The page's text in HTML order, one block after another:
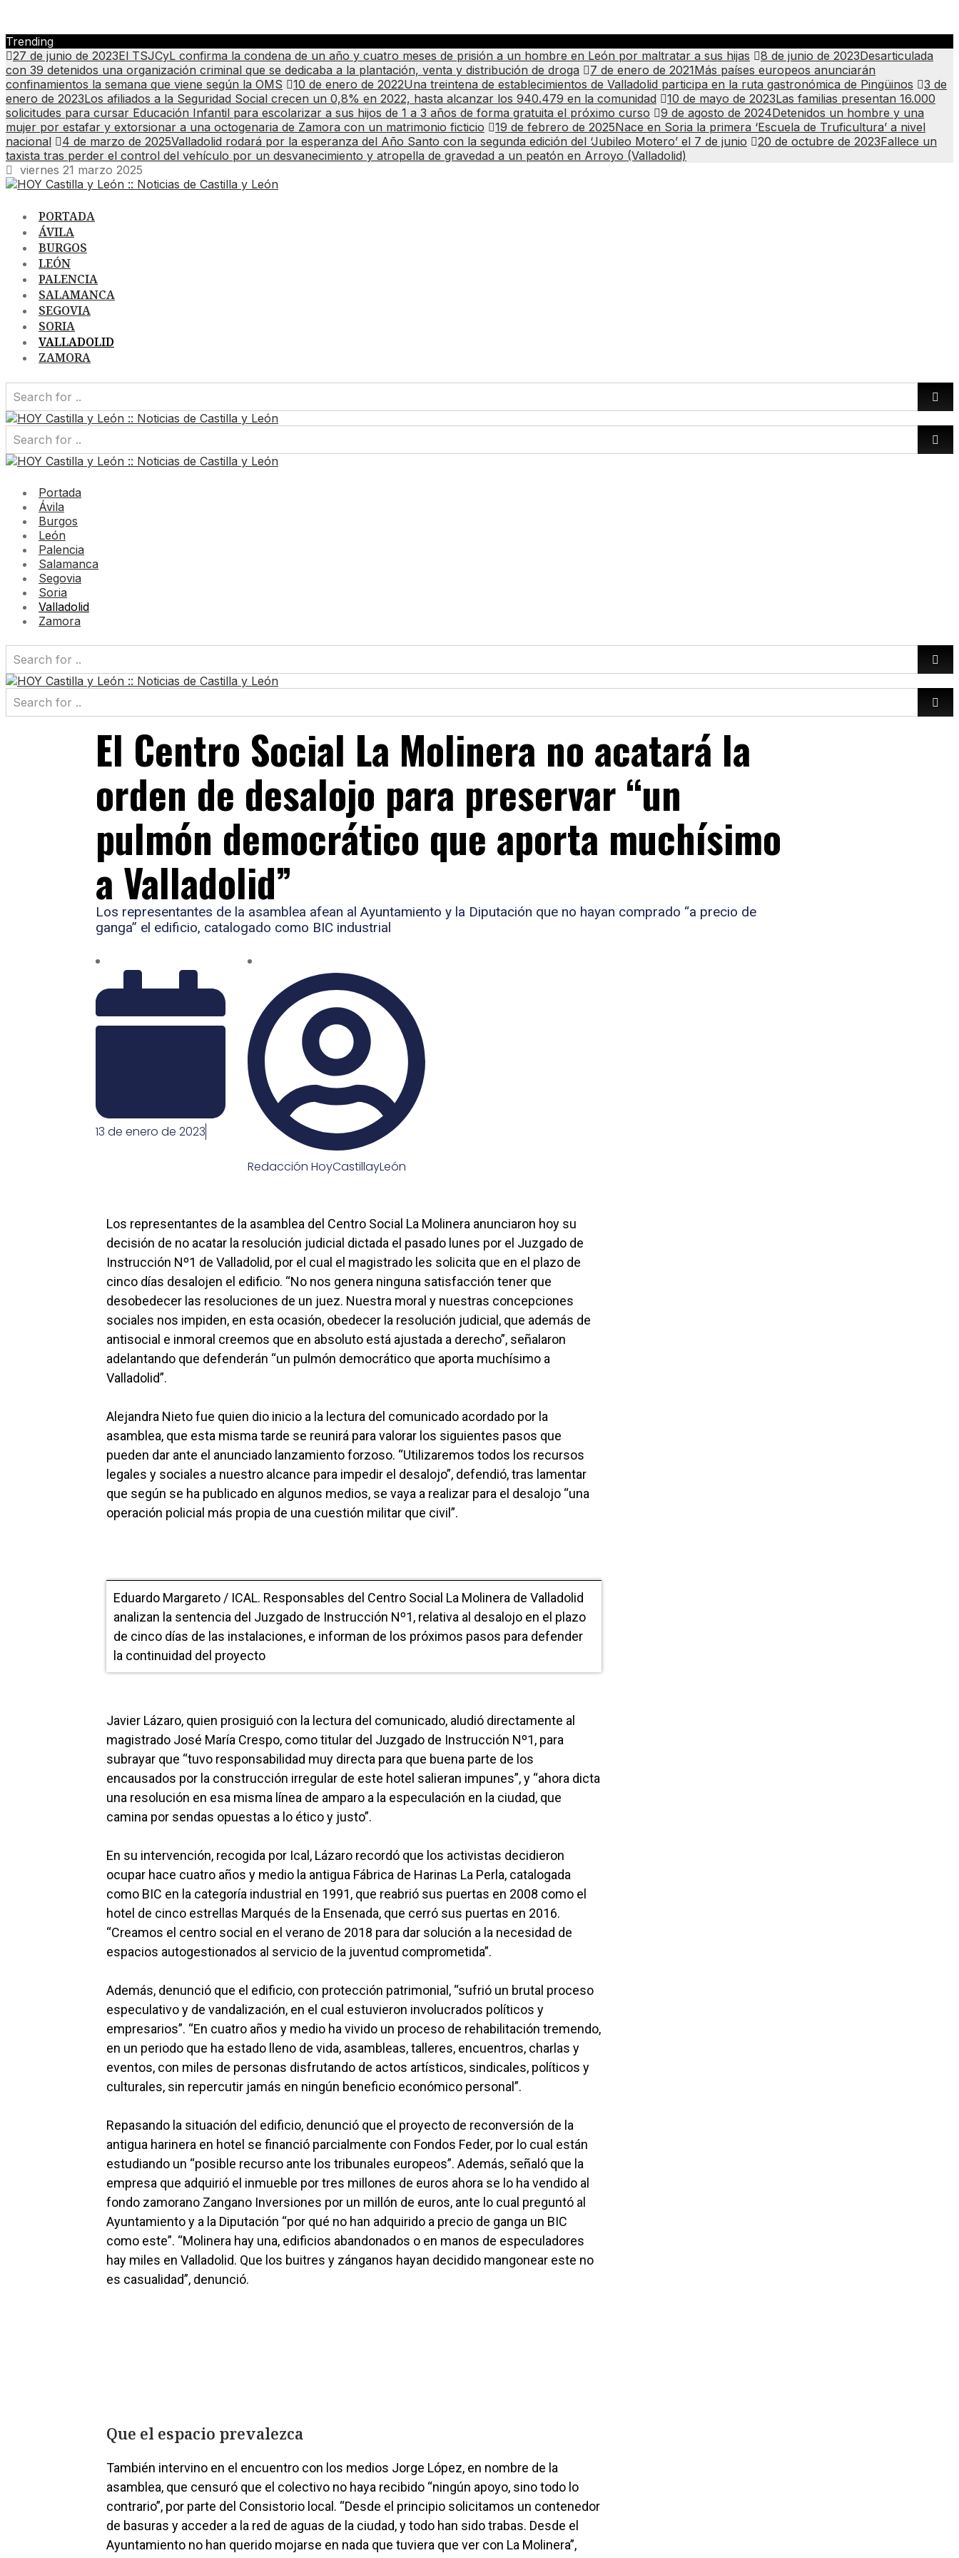
Trending
27 de junio de 2023El TSJCyL confirma la condena de un año y cuatro meses de prisión a un hombre en León por maltratar a sus hijas 8 de junio de 2023Desarticulada
con 39 detenidos una organización criminal que se dedicaba a la plantación, venta y distribución de droga
7 de enero de 2021Más países europeos anunciarán
confinamientos la semana que viene según la OMS
10 de enero de 2022Una treintena de establecimientos de Valladolid participa en la ruta gastronómica de Pingüinos
3 de
enero de 2023Los afiliados a la Seguridad Social crecen un 0,8% en 2022, hasta alcanzar los 940.479 en la comunidad 10 de mayo de 2023Las familias presentan 16.000
solicitudes para cursar Educación Infantil para escolarizar a sus hijos de 1 a 3 años de forma gratuita el próximo curso
9 de agosto de 2024Detenidos un hombre y una
mujer por estafar y extorsionar a una octogenaria de Zamora con un matrimonio ficticio
19 de febrero de 2025Nace en Soria la primera ‘Escuela de Truficultura’ a nivel
nacional
4 de marzo de 2025Valladolid rodará por la esperanza del Año Santo con la segunda edición del ‘Jubileo Motero’ el 7 de junio 20 de octubre de 2023Fallece un
taxista tras perder el control del vehículo por un desvanecimiento y atropella de gravedad a un peatón en Arroyo (Valladolid)
viernes 21 marzo 2025
PORTADA
ÁVILA
BURGOS
LEÓN
PALENCIA
SALAMANCA
SEGOVIA
SORIA
VALLADOLID
ZAMORA
Portada
Ávila
Burgos
León
Palencia
Salamanca
Segovia
Soria
Valladolid
Zamora
El Centro Social La Molinera no acatará la
orden de desalojo para preservar “un
pulmón democrático que aporta muchísimo
a Valladolid”
Los representantes de la asamblea afean al Ayuntamiento y la Diputación que no hayan comprado “a precio de
ganga” el edificio, catalogado como BIC industrial
13 de enero de 2023
Redacción HoyCastillayLeón
Los representantes de la asamblea del Centro Social La Molinera anunciaron hoy su
decisión de no acatar la resolución judicial dictada el pasado lunes por el Juzgado de
Instrucción Nº1 de Valladolid, por el cual el magistrado les solicita que en el plazo de
cinco días desalojen el edificio. “No nos genera ninguna satisfacción tener que
desobedecer las resoluciones de un juez. Nuestra moral y nuestras concepciones
sociales nos impiden, en esta ocasión, obedecer la resolución judicial, que además de
antisocial e inmoral creemos que en absoluto está ajustada a derecho”, señalaron
adelantando que defenderán “un pulmón democrático que aporta muchísimo a
Valladolid”.
Alejandra Nieto fue quien dio inicio a la lectura del comunicado acordado por la
asamblea, que esta misma tarde se reunirá para valorar los siguientes pasos que
pueden dar ante el anunciado lanzamiento forzoso. “Utilizaremos todos los recursos
legales y sociales a nuestro alcance para impedir el desalojo”, defendió, tras lamentar
que según se ha publicado en algunos medios, se vaya a realizar para el desalojo “una
operación policial más propia de una cuestión militar que civil”.
Eduardo Margareto / ICAL. Responsables del Centro Social La Molinera de Valladolid
analizan la sentencia del Juzgado de Instrucción Nº1, relativa al desalojo en el plazo
de cinco días de las instalaciones, e informan de los próximos pasos para defender
la continuidad del proyecto
Javier Lázaro, quien prosiguió con la lectura del comunicado, aludió directamente al
magistrado José María Crespo, como titular del Juzgado de Instrucción Nº1, para
subrayar que “tuvo responsabilidad muy directa para que buena parte de los
encausados por la construcción irregular de este hotel salieran impunes”, y “ahora dicta
una resolución en esa misma línea de amparo a la especulación en la ciudad, que
camina por sendas opuestas a lo ético y justo”.
En su intervención, recogida por Ical, Lázaro recordó que los activistas decidieron
ocupar hace cuatro años y medio la antigua Fábrica de Harinas La Perla, catalogada
como BIC en la categoría industrial en 1991, que reabrió sus puertas en 2008 como el
hotel de cinco estrellas Marqués de la Ensenada, que cerró sus puertas en 2016.
“Creamos el centro social en el verano de 2018 para dar solución a la necesidad de
espacios autogestionados al servicio de la juventud comprometida”.
Además, denunció que el edificio, con protección patrimonial, “sufrió un brutal proceso
especulativo y de vandalización, en el cual estuvieron involucrados políticos y
empresarios”. “En cuatro años y medio ha vivido un proceso de rehabilitación tremendo,
en un periodo que ha estado lleno de vida, asambleas, talleres, encuentros, charlas y
eventos, con miles de personas disfrutando de actos artísticos, sindicales, políticos y
culturales, sin repercutir jamás en ningún beneficio económico personal”.
Repasando la situación del edificio, denunció que el proyecto de reconversión de la
antigua harinera en hotel se financió parcialmente con Fondos Feder, por lo cual están
estudiando un “posible recurso ante los tribunales europeos”. Además, señaló que la
empresa que adquirió el inmueble por tres millones de euros ahora se lo ha vendido al
fondo zamorano Zangano Inversiones por un millón de euros, ante lo cual preguntó al
Ayuntamiento y a la Diputación “por qué no han adquirido a precio de ganga un BIC
como este”. “Molinera hay una, edificios abandonados o en manos de especuladores
hay miles en Valladolid. Que los buitres y zánganos hayan decidido mangonear este no
es casualidad”, denunció.
Que el espacio prevalezca
También intervino en el encuentro con los medios Jorge López, en nombre de la
asamblea, que censuró que el colectivo no haya recibido “ningún apoyo, sino todo lo
contrario”, por parte del Consistorio local. “Desde el principio solicitamos un contenedor
de basuras y acceder a la red de aguas de la ciudad, y todo han sido trabas. Desde el
Ayuntamiento no han querido mojarse en nada que tuviera que ver con La Molinera”,